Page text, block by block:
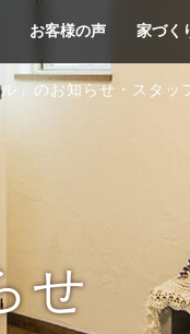
のお知らせ・スタッ
せ
お客様の声 家づく